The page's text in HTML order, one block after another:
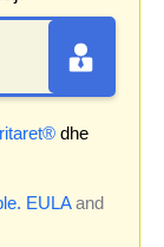
dhe
EULAand